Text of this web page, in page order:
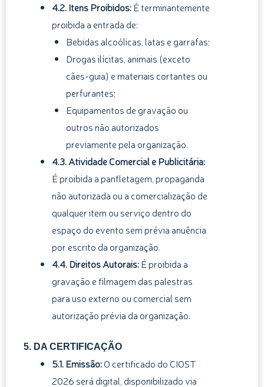
4.2. Itens Proibidos:É terminantemente
proibida a entrada de:
Bebidas alcoólicas, latas e garrafas;
Drogas ilícitas, animais (exceto
cães-guia) e materiais cortantes ou
perfurantes;
Equipamentos de gravação ou
outros não autorizados
previamente pela organização.
4.3. Atividade Comercial e Publicitária:
É proibida a panfletagem, propaganda
não autorizada ou a comercialização de
qualquer item ou serviço dentro do
espaço do evento sem prévia anuência
por escrito da organização.
4.4. Direitos Autorais:É proibida a
gravação e filmagem das palestras
para uso externo ou comercial sem
autorização prévia da organização.
5. DA CERTIFICAÇÃO
5.1. Emissão:O certificado do CIOST
2026 será digital, disponibilizado via